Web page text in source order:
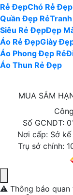
Xem thêm
Bạn có muốn tìm
Rẻ ĐẹpChó Rẻ Đẹp
Quần Đẹp Rẻ
Siêu Rẻ ĐẹpĐẹp
Áo Rẻ ĐẹpGiày Đẹp
Áo Thun Rẻ Đẹp
MUA SẮM
Số GCNDT:
Nơi cấp: Sở
Trụ sở chính: